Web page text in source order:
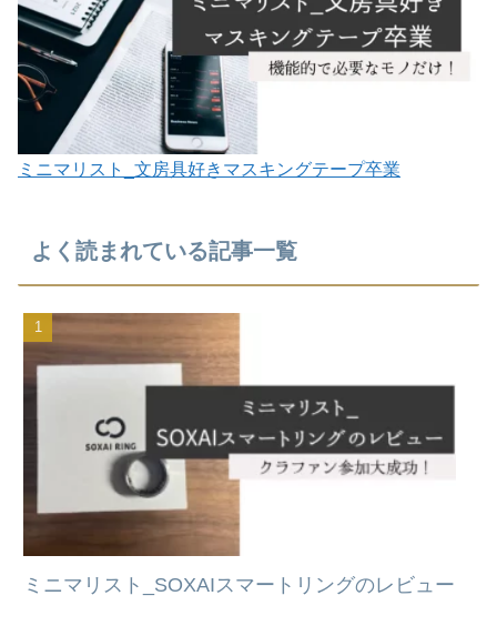
ミニマリスト_文房具好きマスキングテープ卒業
よく読まれている記事一覧
ミニマリスト_SOXAIスマートリングのレビュー